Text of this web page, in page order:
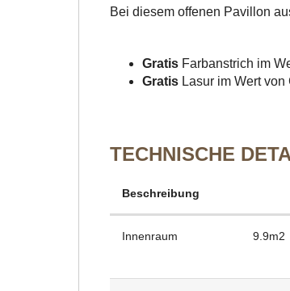
Bei diesem offenen Pavillon
Gratis Farbanstrich im
Gratis Lasur im Wert von
TECHNISCHE
Beschreibung
Innenraum 9.9m2